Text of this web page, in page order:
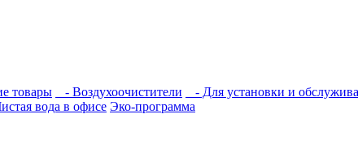
товары - Воздухоочистители - Для установки и
вода в офисе Эко-программа